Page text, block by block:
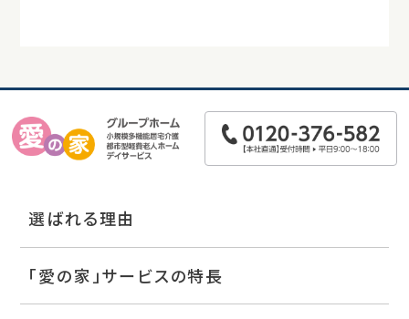
選ばれる理由
「愛の家」サービスの特長